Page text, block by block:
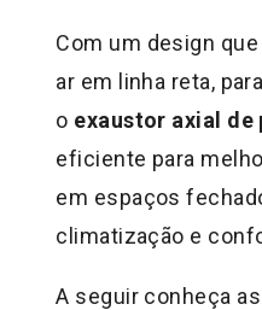
Com um design
ar em linha reta,
o exaustor axial de
eficiente para
em espaços
climatização e
A seguir conheça